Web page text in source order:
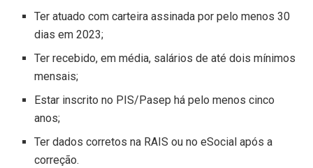
Ter atuado com carteira assinada por pelo menos 30
dias em 2023;
Ter recebido, em média, salários de até dois mínimos
mensais;
Estar inscrito no PIS/Pasep há pelo menos cinco
anos;
Ter dados corretos na RAIS ou no eSocial após a
correção.